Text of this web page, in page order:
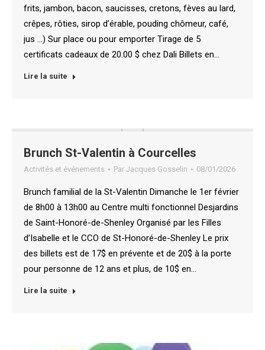
frits, jambon, bacon, saucisses, cretons, fèves au lard,
crêpes, rôties, sirop d’érable, pouding chômeur, café,
jus …) Sur place ou pour emporter Tirage de 5
certificats cadeaux de 20.00 $ chez Dali Billets en…
Lire la suite
Brunch St-Valentin à Courcelles
Activités et événements Par Jacques Gosselin 08/01/2026
Brunch familial de la St-Valentin Dimanche le 1er février
de 8h00 à 13h00 au Centre multi fonctionnel Desjardins
de Saint-Honoré-de-Shenley Organisé par les Filles
d’Isabelle et le CCO de St-Honoré-de-Shenley Le prix
des billets est de 17$ en prévente et de 20$ à la porte
pour personne de 12 ans et plus, de 10$ en…
Lire la suite